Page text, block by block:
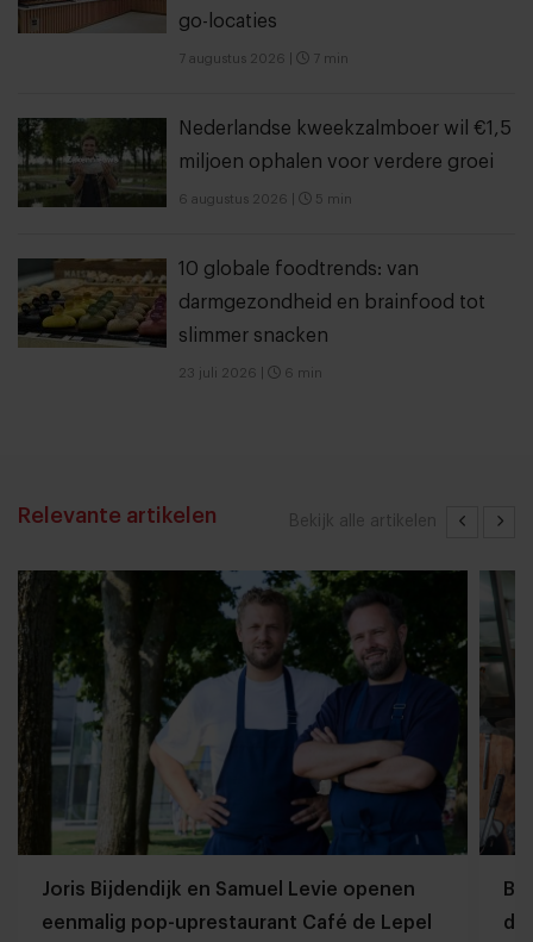
go-locaties
7 augustus 2026 7 min
Nederlandse kweekzalmboer wil €1,5
miljoen ophalen voor verdere groei
6 augustus 2026 5 min
10 globale foodtrends: van
darmgezondheid en brainfood tot
slimmer snacken
23 juli 2026 6 min
Bekijk alle artikelen
Relevante artikelen
Joris Bijdendijk en Samuel Levie openen
eenmalig pop-uprestaurant Café de Lepel